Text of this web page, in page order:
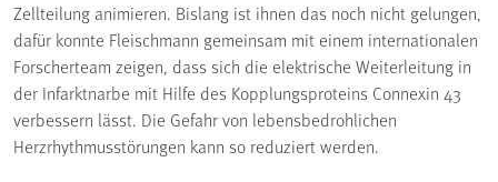
Zellteilung animieren. Bislang ist ihnen das noch nicht gelungen,
dafür konnte Fleischmann gemeinsam mit einem internationalen
Forscherteam zeigen, dass sich die elektrische Weiterleitung in
der Infarktnarbe mit Hilfe des Kopplungsproteins Connexin 43
verbessern lässt. Die Gefahr von lebensbedrohlichen
Herzrhythmusstörungen kann so reduziert werden.